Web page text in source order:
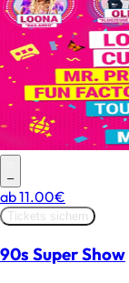
–
ab11.00€
Tickets sichern
90s Super Show